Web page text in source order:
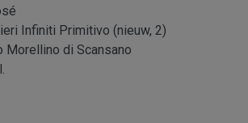
Infiniti Primitivo (nieuw, 2)
Morellino di Scansano